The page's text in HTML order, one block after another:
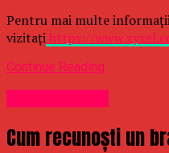
Pentru mai multe
vizitațihttps://
Continue Reading
Cum recunoști un